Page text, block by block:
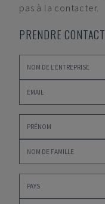
pas à la contacter.
PRENDRE CONTACT